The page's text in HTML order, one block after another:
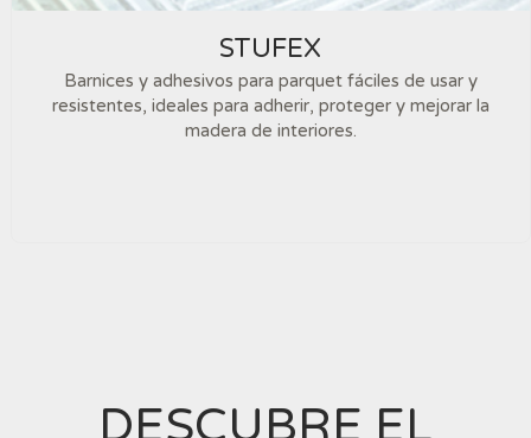
STUFEX
Barnices y adhesivos para parquet fáciles de usar y
resistentes, ideales para adherir, proteger y mejorar la
madera de interiores.
DESCUBRE EL